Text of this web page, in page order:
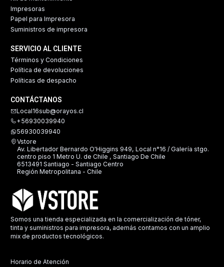
Impresoras
Papel para Impresora
Suministros de impresora
SERVICIO AL CLIENTE
Términos y Condiciones
Política de devoluciones
Políticas de despacho
CONTÁCTANOS
Local16sub@orayos.cl
+56930039940
56930039940
Vstore
Av. Libertador Bernardo O'Higgins 949, Local n°16 / Galería stgo.
centro piso 1 Metro U. de Chile , Santiago De Chile
6513491 Santiago - Santiago Centro
Región Metropolitana - Chile
Somos una tienda especializada en la comercialización de tóner,
tinta y suministros para impresora, además contamos con un amplio
mix de productos tecnológicos.
Horario de Atención